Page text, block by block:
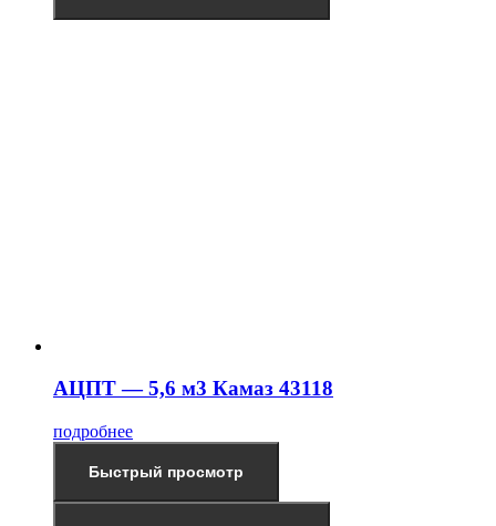
АЦПТ — 5,6 м3 Камаз 43118
подробнее
Быстрый просмотр